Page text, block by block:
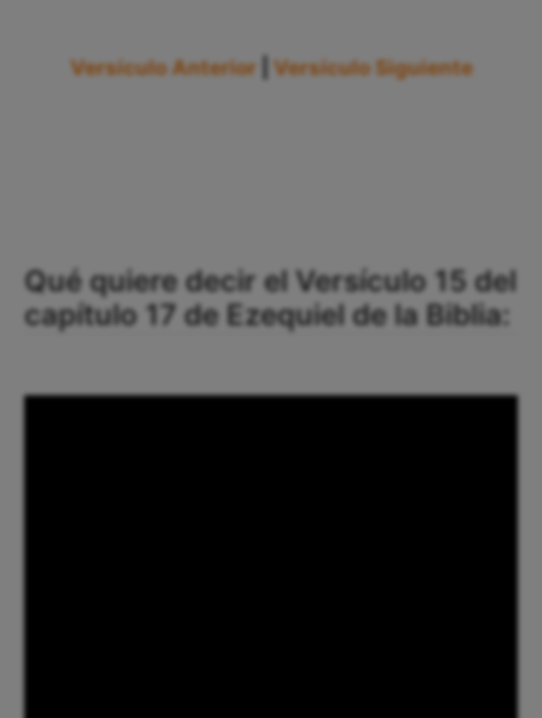
Versículo Anterior Versículo Siguiente
Qué quiere decir el Versículo 15 del
capítulo 17 de Ezequiel de la Biblia: